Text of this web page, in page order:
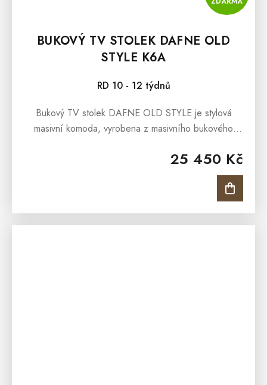
BUKOVÝ TV STOLEK DAFNE OLD
STYLE K6A
RD 10 - 12 týdnů
25 450 Kč
Bukový TV stolek DAFNE OLD STYLE je stylová
masivní komoda, vyrobena z masivního bukového
Bukový TV stolek DAFNE...